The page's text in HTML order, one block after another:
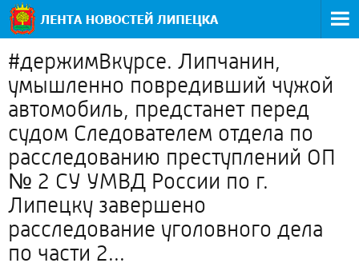
#держимВкурсе. Липчанин,
умышленно повредивший чужой
автомобиль, предстанет перед
судом Следователем отдела по
расследованию преступлений ОП
№ 2 СУ УМВД России по г.
Липецку завершено
расследование уголовного дела
по части 2...